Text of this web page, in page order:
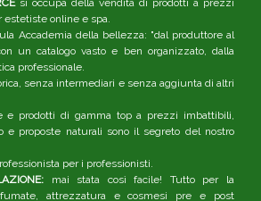
si occupa della vendita di prodotti a prezzi
estetiste online e spa.
Accademia della bellezza: "dal produttore al
un catalogo vasto e ben organizzato, dalla
professionale.
senza intermediari e senza aggiunta di altri
e prodotti di gamma top a prezzi imbattibili,
e proposte naturali sono il segreto del nostro
per i professionisti.
mai stata così facile! Tutto per la
attrezzatura e cosmesi pre e post